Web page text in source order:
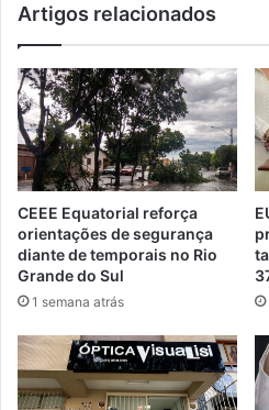
Artigos relacionados
CEEE Equatorial reforça
orientações de segurança
diante de temporais no Rio
Grande do Sul
1 semana atrás